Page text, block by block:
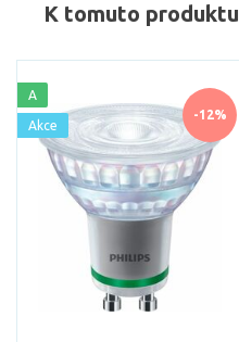
K tomuto
-12%
A
Akce